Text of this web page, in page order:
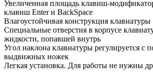
Увеличенная площадь клавиш-
клавиш Enter и BackSpace
Влагоустойчивая конструкция клавиатуры
Специальные отверстия в корпусе
жидкости, попавшей внутрь
Угол наклона клавиатуры регулируется с
выдвижных ножек
Легкая установка. Для работы не нужны